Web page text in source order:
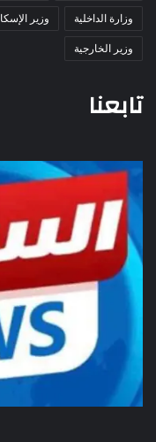
وزارة الداخلية
وزير
وزير الخارجية
تابعنا